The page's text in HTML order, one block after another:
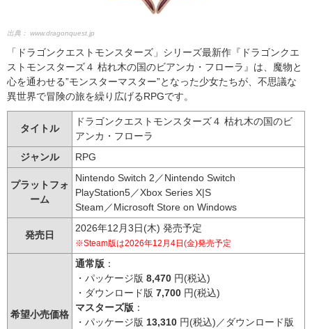
出典： www.dragonquest.jp
「ドラゴンクエストモンスターズ」シリーズ最新作『ドラゴンクエ
ストモンスターズ４ 枯れ木の国のビアンカ・フローラ』は、魔物と
心を通わせる”モンスターマスター”となった少女たちが、不思議な
異世界で冒険の旅を繰り広げるRPGです。
タイトル
ドラゴンクエストモンスターズ４ 枯れ木の国のビ
アンカ・フローラ
ジャンル
RPG
プラットフォ
ーム
Nintendo Switch 2／Nintendo Switch
PlayStation5／Xbox Series X|S
Steam／Microsoft Store on Windows
発売日
2026年12月3日(木) 発売予定
※Steam版は2026年12月4日(金)発売予定
希望小売価格
通常版 ：
・パッケージ版 8,470 円(税込)
・ダウンロード版 7,700 円(税込)
マスターズ版 ：
・パッケージ版 13,310 円(税込)／ダウンロード版